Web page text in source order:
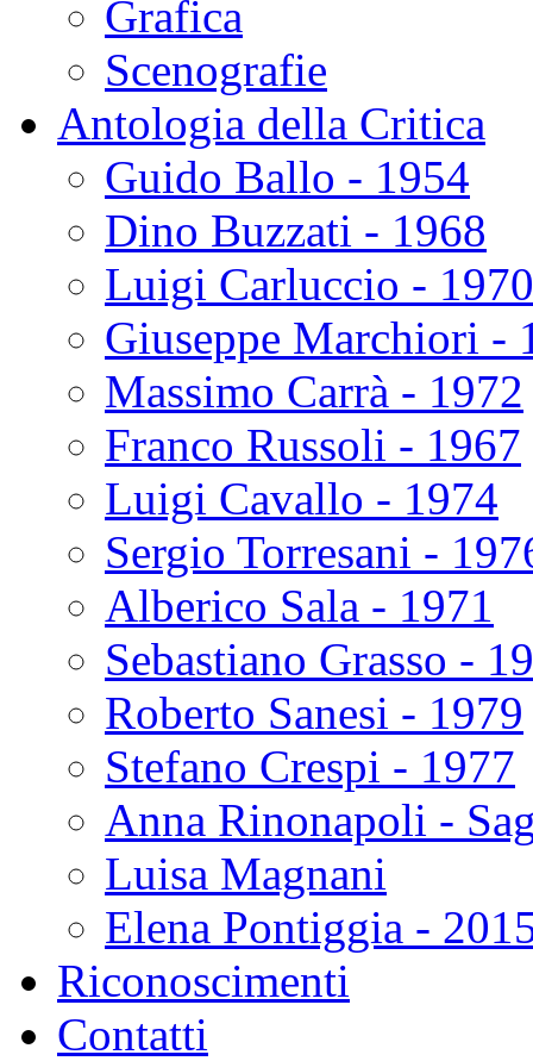
Grafica
Scenografie
Antologia della Critica
Guido Ballo - 1954
Dino Buzzati - 1968
Luigi Carluccio - 1970
Giuseppe Marchiori -
Massimo Carrà - 1972
Franco Russoli - 1967
Luigi Cavallo - 1974
Sergio Torresani -
Alberico Sala - 1971
Sebastiano Grasso -
Roberto Sanesi - 1979
Stefano Crespi - 1977
Anna Rinonapoli -
Luisa Magnani
Elena Pontiggia -
Riconoscimenti
Contatti